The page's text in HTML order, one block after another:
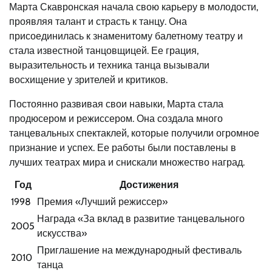
Марта Скавронская начала свою карьеру в молодости,
проявляя талант и страсть к танцу. Она
присоединилась к знаменитому балетному театру и
стала известной танцовщицей. Ее грация,
выразительность и техника танца вызывали
восхищение у зрителей и критиков.
Постоянно развивая свои навыки, Марта стала
продюсером и режиссером. Она создала много
танцевальных спектаклей, которые получили огромное
признание и успех. Ее работы были поставлены в
лучших театрах мира и снискали множество наград.
Год
Достижения
1998
Премия «Лучший режиссер»
2005
Награда «За вклад в развитие танцевального
искусства»
2010
Приглашение на международный фестиваль
танца